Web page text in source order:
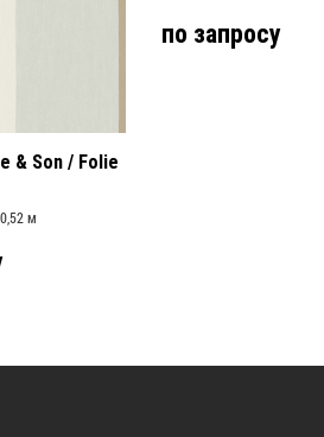
& Son / Folie
м
по запросу